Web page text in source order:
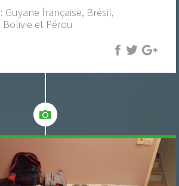
Guyane française, Brésil,
et Pérou